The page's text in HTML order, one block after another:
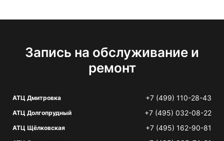
Запись на обслуживание и
ремонт
АТЦ Дмитровка +7 (499) 110-28-43
АТЦ Долгопрудный +7 (495) 032-08-22
АТЦ Щёлковская +7 (495) 162-90-81